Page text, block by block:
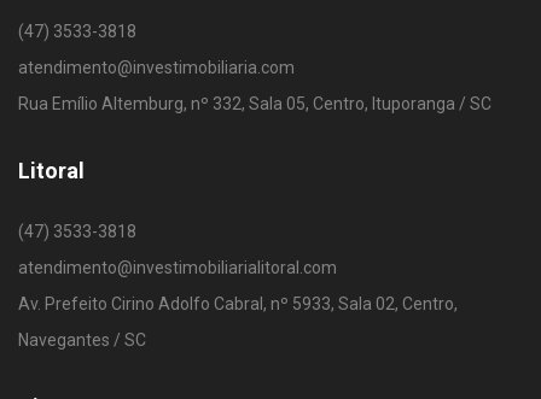
(47) 3533-3818
atendimento@investimobiliaria.com
Rua Emílio Altemburg, nº 332, Sala 05, Centro, Ituporanga / SC
Litoral
(47) 3533-3818
atendimento@investimobiliarialitoral.com
Av. Prefeito Cirino Adolfo Cabral, nº 5933, Sala 02, Centro,
Navegantes / SC